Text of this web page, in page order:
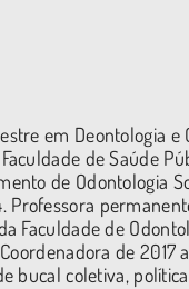
em Deontologia e
de Saúde
de Odontologia
Professora
Faculdade de
de 2017
bucal coletiva,